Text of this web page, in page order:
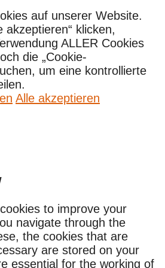
auf unserer Website.
akzeptieren“ klicken,
ALLER Cookies
die „Cookie-
um eine kontrollierte
Alle akzeptieren
to improve your
navigate through the
the cookies that are
are stored on your
essential for the working of